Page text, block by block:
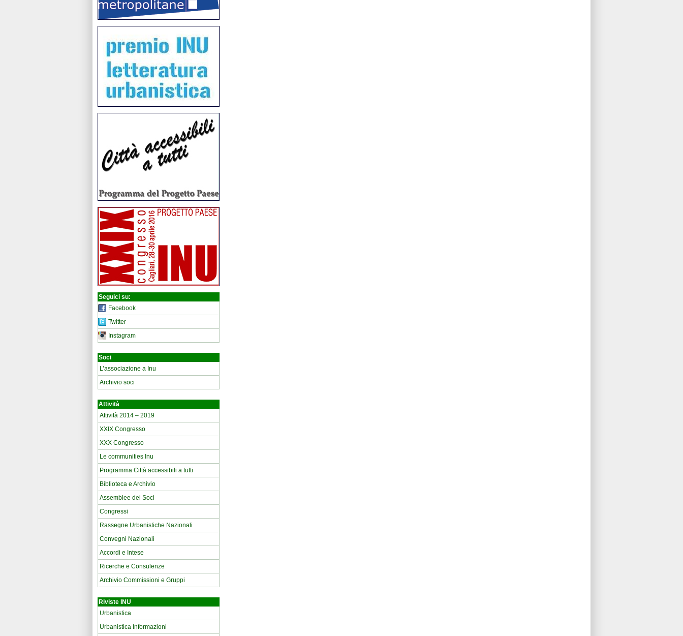
Seguici su:
Facebook
Twitter
Instagram
Soci
L’associazione a Inu
Archivio soci
Attività
Attività 2014 – 2019
XXIX Congresso
XXX Congresso
Le communities Inu
Programma Città accessibili a tutti
Biblioteca e Archivio
Assemblee dei Soci
Congressi
Rassegne Urbanistiche Nazionali
Convegni Nazionali
Accordi e Intese
Ricerche e Consulenze
Archivio Commissioni e Gruppi
Riviste INU
Urbanistica
Urbanistica Informazioni